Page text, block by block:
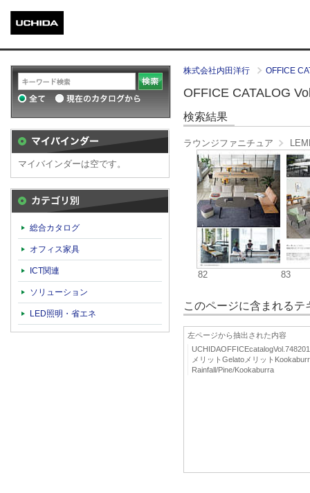
株式会社内田洋行 OFFICE
OFFICE CATALOG
検索結果
ラウンジファニチュア
82 83
このページに含まれる
左ページから抽出された内容
メリットGelatoメリット
Rainfall/Pine/Kookaburra
マイバインダーは空です。
総合カタログ
オフィス家具
ICT関連
ソリューション
LED照明・省エネ